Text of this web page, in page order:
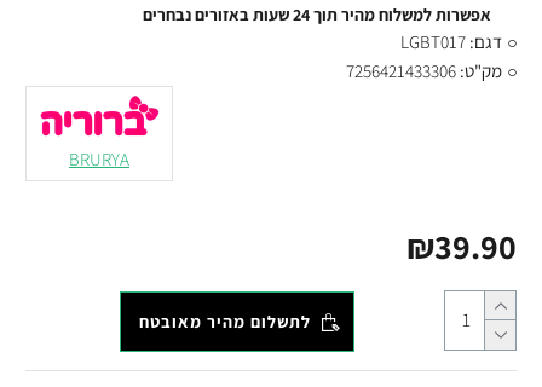
₪39.90
אפשרות למשלוח מהיר תוך 24 שעות באזורים נבחרים
דגם: LGBT017
מק"ט: 7256421433306
BRURYA
לתשלום מהיר מאובטח